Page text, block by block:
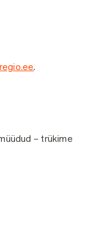
.
– trükime